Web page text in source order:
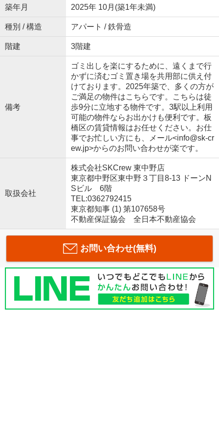
築年月 2025年 10月(築1年未満)
種別 / 構造 アパート / 鉄骨造
階建 3階建
備考
ゴミ出しを楽にするために、遠くまで行
かずに済むゴミ置き場を共用部に供え付
けております。2025年築で、多くの方が
ご満足の物件はこちらです。こちらは徒
歩9分に立地する物件です。3駅以上利用
可能の物件ならお出かけも便利です。板
橋区の賃貸情報はお任せください。お仕
事でお忙しい方にも、メール<info@sk-cr
ew.jp>からのお問い合わせが楽です。
取扱会社
株式会社SKCrew 東中野店
東京都中野区東中野３丁目8-13 ドーンN
Sビル 6階
TEL:0362792415
東京都知事 (1) 第107658号
不動産保証協会 全日本不動産協会
お問い合わせ(無料)